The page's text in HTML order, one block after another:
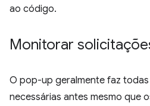
ao código.
Monitorar
O pop-up geralmente faz
necessárias antes mesmo que